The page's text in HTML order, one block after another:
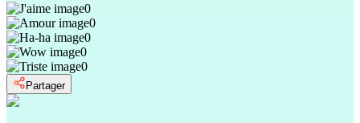
0
0
0
0
0
Partager